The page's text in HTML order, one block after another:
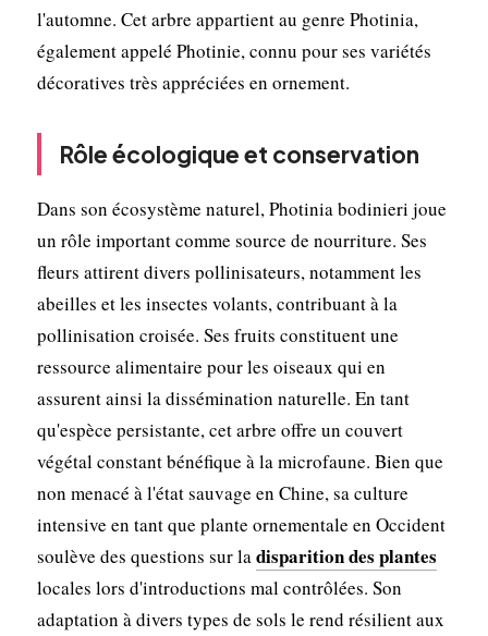
l'automne. Cet arbre appartient au genre Photinia,
également appelé Photinie, connu pour ses variétés
décoratives très appréciées en ornement.
Rôle écologique et conservation
Dans son écosystème naturel, Photinia bodinieri joue
un rôle important comme source de nourriture. Ses
fleurs attirent divers pollinisateurs, notamment les
abeilles et les insectes volants, contribuant à la
pollinisation croisée. Ses fruits constituent une
ressource alimentaire pour les oiseaux qui en
assurent ainsi la dissémination naturelle. En tant
qu'espèce persistante, cet arbre offre un couvert
végétal constant bénéfique à la microfaune. Bien que
non menacé à l'état sauvage en Chine, sa culture
intensive en tant que plante ornementale en Occident
soulève des questions sur ladisparition des plantes
locales lors d'introductions mal contrôlées. Son
adaptation à divers types de sols le rend résilient aux